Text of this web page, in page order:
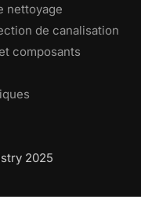
nettoyage
de canalisation
composants
2025